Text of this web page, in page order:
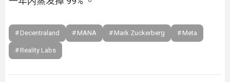
Decentraland MANA Mark Zuckerberg Meta
Reality Labs